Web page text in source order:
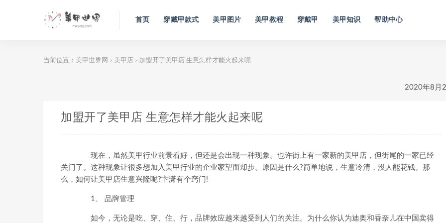
首页 穿戴甲款式 美甲图片 美甲教程 穿戴甲 美甲知识 帮助中心
当前位置： 美甲世界网 > 美甲店 > 加盟开了美甲店 生意怎样才能火起来呢
2020年8月
加盟开了美甲店 生意怎样才能火起来呢
现在，虽然美甲行业前景看好，但还是会出现一种现象。也许街上有一家新的美甲店，但街尾的一家已经
关门了。这种现象让很多想加入美甲行业的企业家望而却步。原因是什么?简单地说，生意冷清，没人能花钱。那
么，如何让美甲店生意兴隆呢?卞潇有个窍门!
1、 品牌管理
如今，无论是吃、穿、住、行，品牌效应越来越受到人们的关注。为什么你认为迪奥和香奈儿在中国卖得